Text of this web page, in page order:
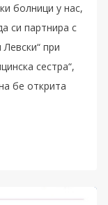
болници у нас,
си партнира с
при
сестра“,
бе открита